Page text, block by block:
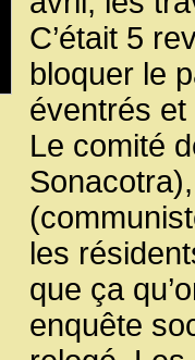
C’était 5
bloquer le
éventrés
Le comité
les
que ça
enquête